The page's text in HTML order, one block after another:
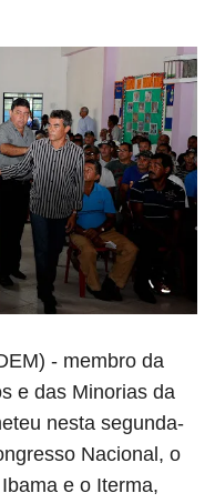
- membro da
e das Minorias da
nesta segunda-
Nacional, o
e o Iterma,